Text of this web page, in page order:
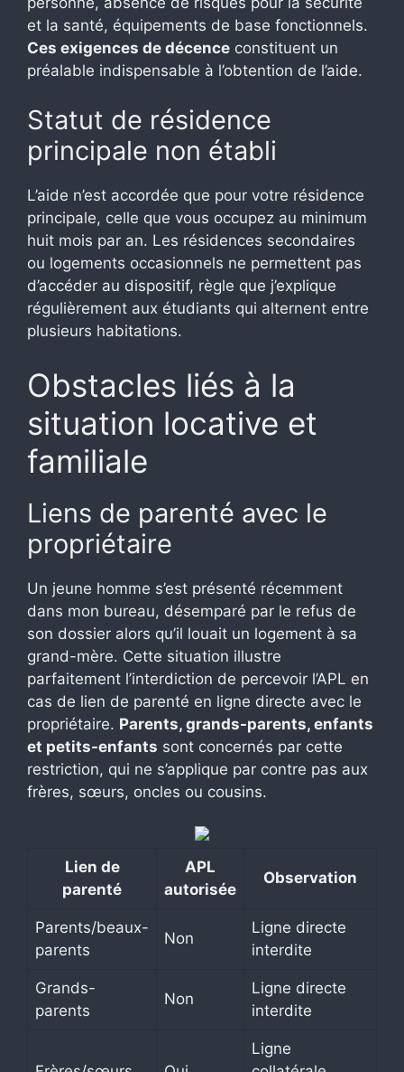
et la santé, équipements de base fonctionnels.
Ces exigences de décence constituent un
préalable indispensable à l’obtention de l’aide.
Statut de résidence
principale non établi
L’aide n’est accordée que pour votre résidence
principale, celle que vous occupez au minimum
huit mois par an. Les résidences secondaires
ou logements occasionnels ne permettent pas
d’accéder au dispositif, règle que j’explique
régulièrement aux étudiants qui alternent entre
plusieurs habitations.
Obstacles liés à la
situation locative et
familiale
Liens de parenté avec le
propriétaire
Un jeune homme s’est présenté récemment
dans mon bureau, désemparé par le refus de
son dossier alors qu’il louait un logement à sa
grand-mère. Cette situation illustre
parfaitement l’interdiction de percevoir l’APL en
cas de lien de parenté en ligne directe avec le
propriétaire. Parents, grands-parents, enfants
et petits-enfants sont concernés par cette
restriction, qui ne s’applique par contre pas aux
frères, sœurs, oncles ou cousins.
Lien de
parenté
APL
autorisée
Observation
Parents/beaux-
parents
Non
Ligne directe
interdite
Grands-
parents
Non
Ligne directe
interdite
Ligne